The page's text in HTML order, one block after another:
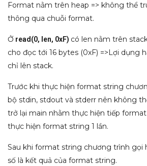
Format nằm trên heap => không thể
thông qua chuỗi format.
Ở read(0, len, 0xF) có len nằm trên
cho đọc tới 16 bytes (0xF) =>Lợi dụng
chỉ lên stack.
Trước khi thực hiện format string
bộ stdin, stdout và stderr nên không
trở lại main nhằm thực hiện tiếp
thực hiện format string 1 lần.
Sau khi format string chương trình gọi
số là kết quả của format string.